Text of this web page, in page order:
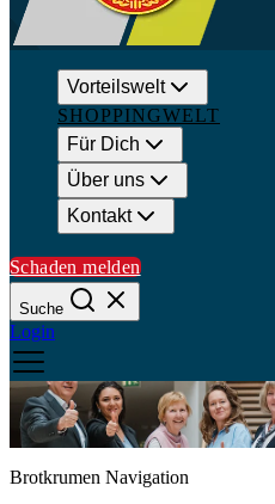
Vorteilswelt
SHOPPINGWELT
Für Dich
Über uns
Kontakt
Schaden melden
Suche
Login
Suchen
Brotkrumen Navigation